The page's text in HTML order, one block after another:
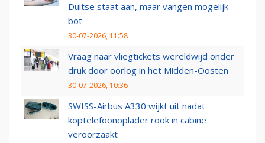
Duitse staat aan, maar vangen mogelijk
bot
30-07-2026, 11:58
Vraag naar vliegtickets wereldwijd onder
druk door oorlog in het Midden-Oosten
30-07-2026, 10:36
SWISS-Airbus A330 wijkt uit nadat
koptelefoonoplader rook in cabine
veroorzaakt